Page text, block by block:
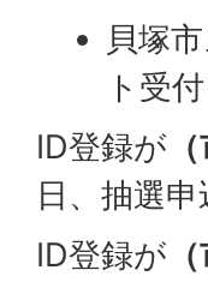
貝塚
ト受
ID登録が
日、抽選申
ID登録が